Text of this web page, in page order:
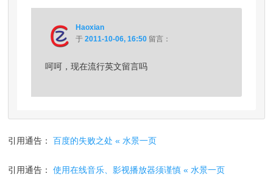
Haoxian
于 2011-10-06, 16:50 留言：
呵呵，现在流行英文留言吗
引用通告：百度的失败之处 « 水景一页
引用通告：使用在线音乐、影视播放器须谨慎 « 水景一页